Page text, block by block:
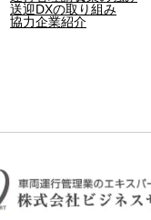
送迎DXの取り組み
協力企業紹介